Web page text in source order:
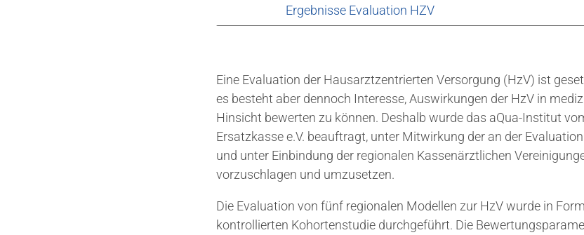
Ergebnisse Evaluation HZV
Eine Evaluation der Hausarztzentrierten Versorgung (HzV) ist
es besteht aber dennoch Interesse, Auswirkungen der HzV in
Hinsicht bewerten zu können. Deshalb wurde das aQua-Institut
Ersatzkasse e.V. beauftragt, unter Mitwirkung der an der
und unter Einbindung der regionalen Kassenärztlichen
vorzuschlagen und umzusetzen.
Die Evaluation von fünf regionalen Modellen zur HzV wurde in
kontrollierten Kohortenstudie durchgeführt. Die